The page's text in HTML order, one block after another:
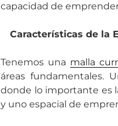
capacidad de
Características de la
Tenemos una malla
áreas fundamentales.
donde lo importante es
y uno espacial de